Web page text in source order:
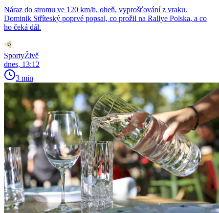
Náraz do stromu ve 120 km/h, oheň, vyprošťování z vraku.
Dominik Stříteský poprvé popsal, co prožil na Rallye Polska, a co
ho čeká dál.
SportyŽivě
dnes, 13:12
3 min